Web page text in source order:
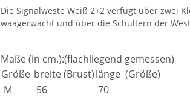
Die Signalweste Weiß 2+2 verfügt über zwei
waagerwacht und über die Schultern der
Maße (in cm.):(flachliegend gemessen)
Größe breite (Brust)länge (Größe)
M
56
70